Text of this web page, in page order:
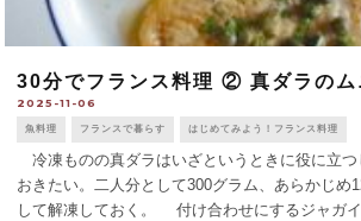
30分でフランス料理 ② 真ダラのム
2025-11-06
魚料理 フランスで暮らす はじめてみよう！フランス料理
冷凍ものの真ダラはいざというときに役に立つ
おきたい。二人分として300グラム、あらかじめ
して解凍しておく。 付け合わせにするジャガ